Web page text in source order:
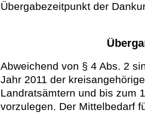
Übergabezeitpunkt der
Abweichend von § 4 Abs. 2
Jahr 2011 der
Landratsämtern und bis zum
vorzulegen. Der Mittelbedarf